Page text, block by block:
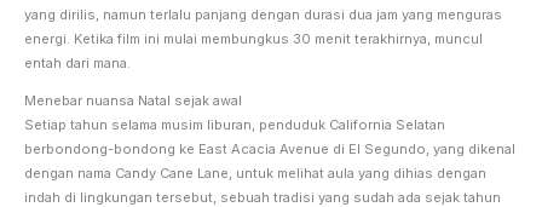
yang dirilis, namun terlalu panjang dengan durasi dua jam yang menguras
energi. Ketika film ini mulai membungkus 30 menit terakhirnya, muncul
entah dari mana.
Menebar nuansa Natal sejak awal
Setiap tahun selama musim liburan, penduduk California Selatan
berbondong-bondong ke East Acacia Avenue di El Segundo, yang dikenal
dengan nama Candy Cane Lane, untuk melihat aula yang dihias dengan
indah di lingkungan tersebut, sebuah tradisi yang sudah ada sejak tahun